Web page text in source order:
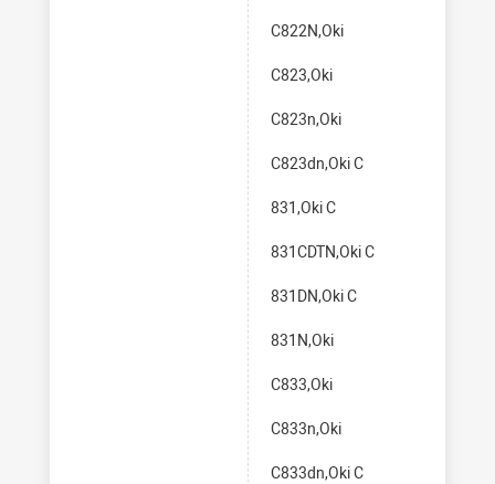
C822N,Oki
C823,Oki
C823n,Oki
C823dn,Oki C
831,Oki C
831CDTN,Oki C
831DN,Oki C
831N,Oki
C833,Oki
C833n,Oki
C833dn,Oki C